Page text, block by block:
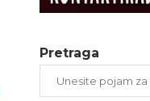
Pretraga